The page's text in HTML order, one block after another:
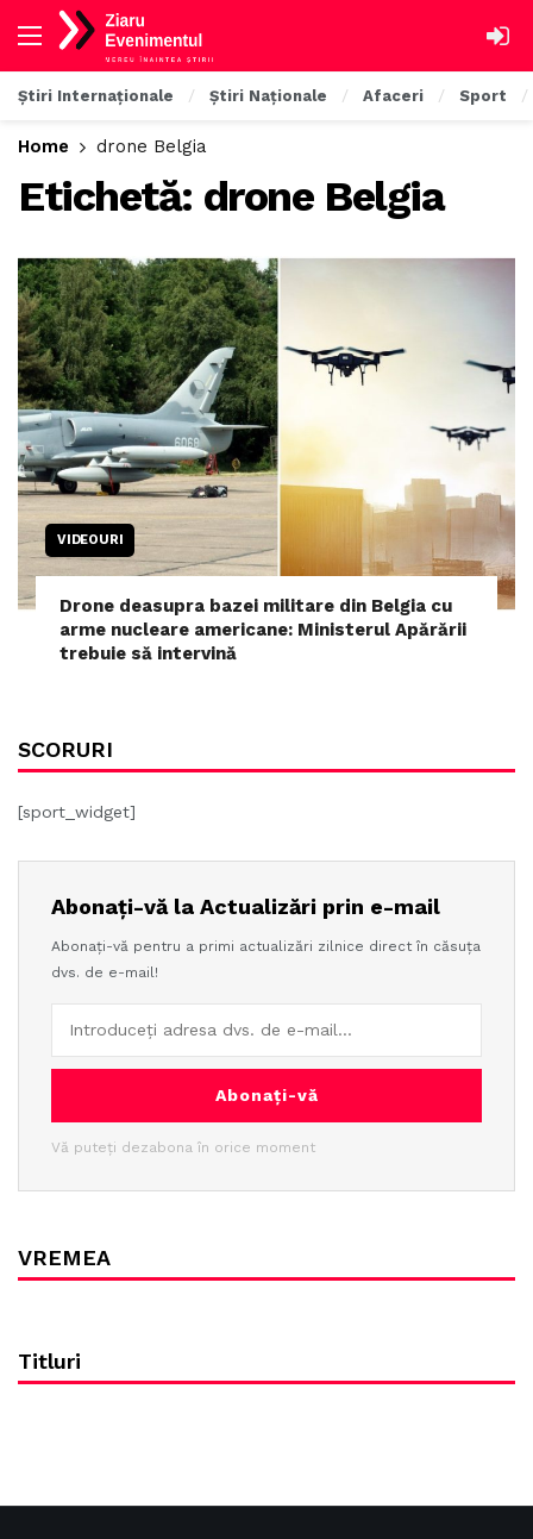
Știri Internaționale Știri Naționale Afaceri Sport
Home drone Belgia
Etichetă: drone Belgia
VIDEOURI
Drone deasupra bazei militare din Belgia cu
arme nucleare americane: Ministerul Apărării
trebuie să intervină
SCORURI
[sport_widget]
Abonați-vă la Actualizări prin e-mail
Abonați-vă pentru a primi actualizări zilnice direct în căsuța
dvs. de e-mail!
Abonați-vă
Vă puteți dezabona în orice moment
VREMEA
Titluri